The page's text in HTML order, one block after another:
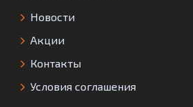
Новости
Акции
Контакты
Условия соглашения